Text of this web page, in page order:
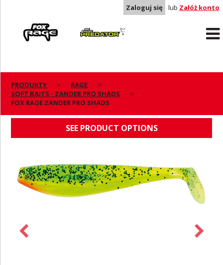
Zaloguj się lub Załóż konto
Predator
PRODUKTY
RAGE
SOFT BAITS - ZANDER PRO SHADS
FOX RAGE ZANDER PRO SHADS
FOX RAGE ZANDER PRO SHADS
SEE PRODUCT OPTIONS